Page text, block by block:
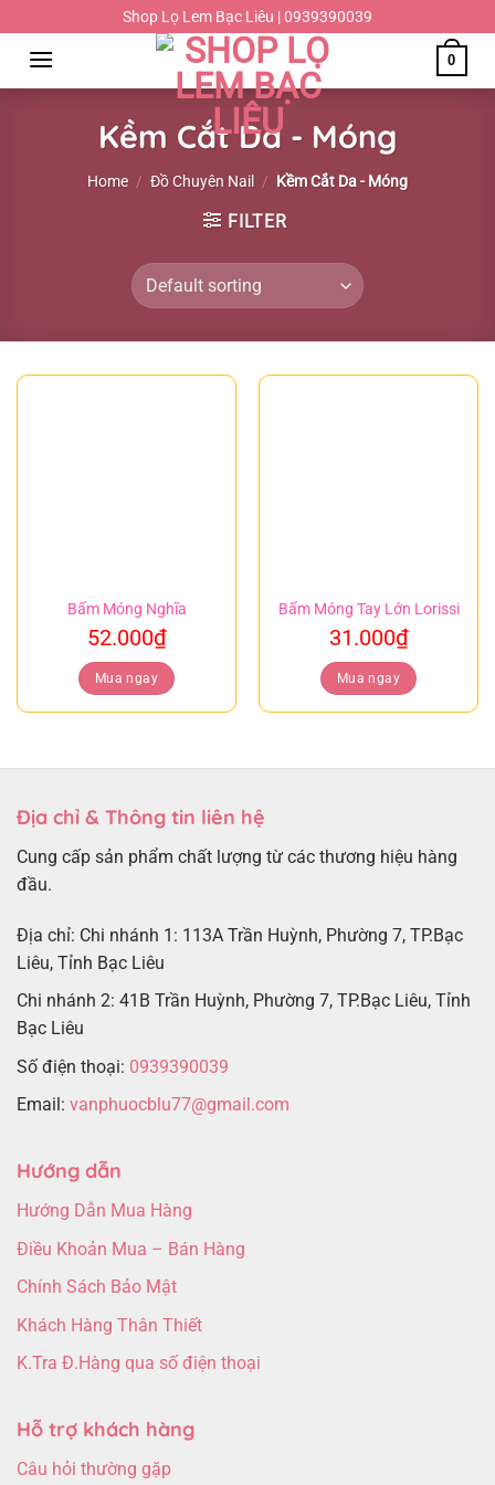
đến
dung
Shop Lọ Lem Bạc Liêu | 0939390039
0
Kềm Cắt Da - Móng
Home / Đồ Chuyên Nail / Kềm Cắt Da - Móng
FILTER
Bấm Móng Nghĩa
52.000₫
Mua ngay
Bấm Móng Tay Lớn Lorissi
31.000₫
Mua ngay
Địa chỉ & Thông tin liên hệ
Cung cấp sản phẩm chất lượng từ các thương hiệu hàng
đầu.
Địa chỉ: Chi nhánh 1: 113A Trần Huỳnh, Phường 7, TP.Bạc
Liêu, Tỉnh Bạc Liêu
Chi nhánh 2: 41B Trần Huỳnh, Phường 7, TP.Bạc Liêu, Tỉnh
Bạc Liêu
Số điện thoại: 0939390039
Email: vanphuocblu77@gmail.com
Hướng dẫn
Hướng Dẫn Mua Hàng
Điều Khoản Mua – Bán Hàng
Chính Sách Bảo Mật
Khách Hàng Thân Thiết
K.Tra Đ.Hàng qua số điện thoại
Hỗ trợ khách hàng
Câu hỏi thường gặp